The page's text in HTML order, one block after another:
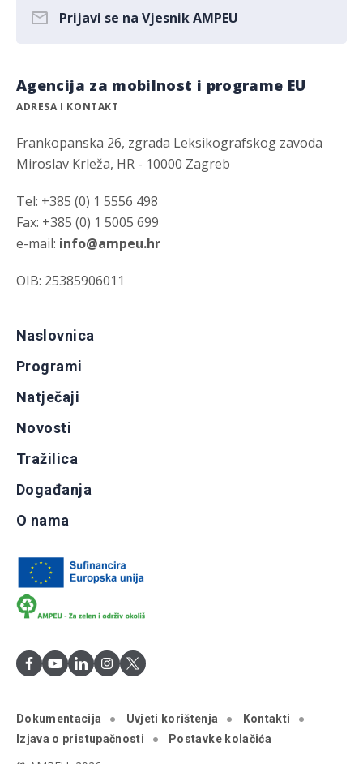
Prijavi se na Vjesnik AMPEU
Agencija za mobilnost i programe EU
ADRESA I KONTAKT
Frankopanska 26, zgrada Leksikografskog zavoda
Miroslav Krleža, HR - 10000 Zagreb
Tel: +385 (0) 1 5556 498
Fax: +385 (0) 1 5005 699
e-mail: info@ampeu.hr
OIB: 25385906011
Naslovnica
Programi
Natječaji
Novosti
Tražilica
Događanja
O nama
Dokumentacija Uvjeti korištenja
Kontakti
Izjava o pristupačnosti
Postavke kolačića